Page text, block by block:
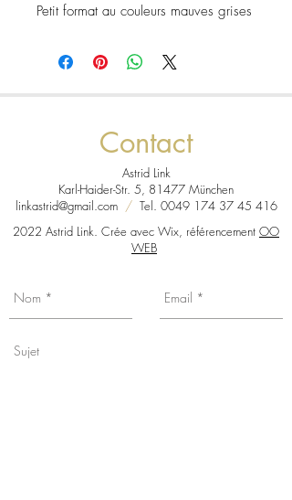
Petit format au couleurs mauves grises
douceur
Contact
Astrid Link
Karl-Haider-Str. 5, 81477 München
linkastrid@gmail.com /Tel. 0049 174 37 45 416
2022 Astrid Link. Crée avec Wix, référencement OO
WEB